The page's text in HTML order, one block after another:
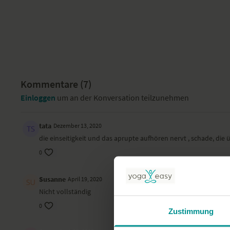
Zustimmung
Kommentare (7)
Einloggen um an der Konversation teilzunehmen
tata Dezember 13, 2020
die einseitigkeit und das aprupte aufhören nervt , schade, die
0
Susanne April 19, 2020
Nicht vollständig
0